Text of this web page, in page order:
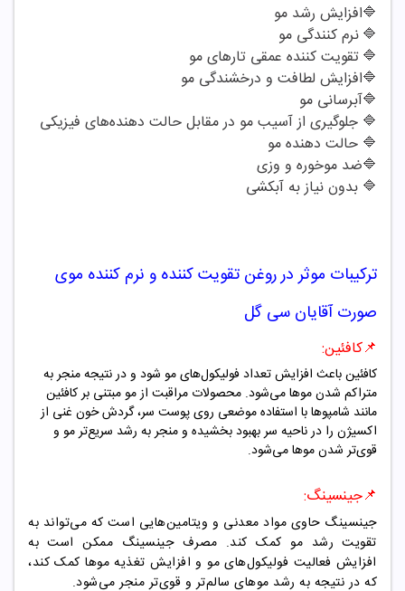
🔷افزایش رشد مو
🔷نرم کنندگی مو
🔷تقویت کننده عمقی تارهای مو
🔷افزایش لطافت و درخشندگی مو
🔷آبرسانی مو
🔷 جلوگیری از آسیب مو در مقابل حالت دهنده‌های فیزیکی
🔷 حالت دهنده مو
🔷ضد موخوره و وزی
🔷 بدون نیاز به آبکشی
ترکیبات موثر درروغن تقویت کننده و نرم کننده موی
صورت آقایان سی گل
📌کافئین:
کافئین باعث افزایش تعداد فولیکول‌های مو شود و در نتیجه منجر به
متراکم شدن موها می‌شود. محصولات مراقبت از مو مبتنی بر کافئین
مانند شامپوها با استفاده موضعی روی پوست سر، گردش خون غنی از
اکسیژن را در ناحیه سر بهبود بخشیده و منجر به رشد سریع‌تر مو و
قوی‌تر شدن موها می‌شود.
📌جینسینگ:
جینسینگ حاوی مواد معدنی و ویتامین‌هایی است که می‌تواند به
تقویت رشد مو کمک کند. مصرف جینسینگ ممکن است به
افزایش فعالیت فولیکول‌های مو و افزایش تغذیه موها کمک کند،
که در نتیجه به رشد موهای سالم‌تر و قوی‌تر منجر می‌شود.